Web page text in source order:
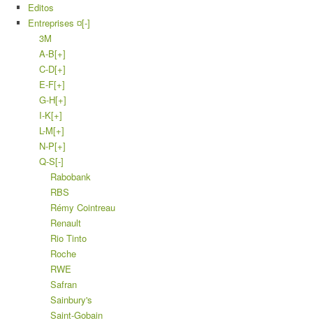
Editos
Entreprises ¤[-]
3M
A-B[+]
C-D[+]
E-F[+]
G-H[+]
I-K[+]
L-M[+]
N-P[+]
Q-S[-]
Rabobank
RBS
Rémy Cointreau
Renault
Rio Tinto
Roche
RWE
Safran
Sainbury's
Saint-Gobain